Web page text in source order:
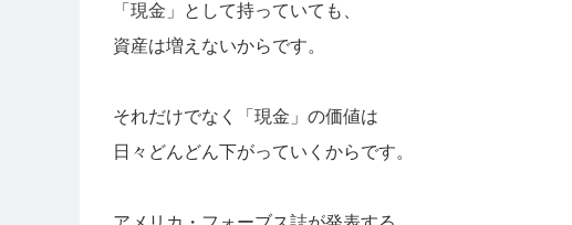
「現金」として持っていても、
資産は増えないからです。
それだけでなく「現金」の価値は
日々どんどん下がっていくからです。